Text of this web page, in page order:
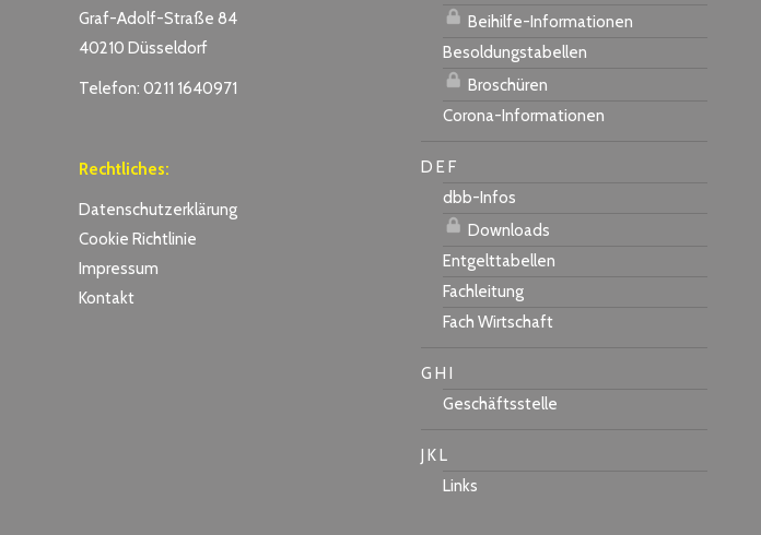
Graf-Adolf-Straße 84
40210 Düsseldorf
Telefon: 0211 1640971
Rechtliches:
Datenschutzerklärung
Cookie Richtlinie
Impressum
Kontakt
Beihilfe-Informationen
Besoldungstabellen
Broschüren
Corona-Informationen
D E F
dbb-Infos
Downloads
Entgelttabellen
Fachleitung
Fach Wirtschaft
G H I
Geschäftsstelle
J K L
Links